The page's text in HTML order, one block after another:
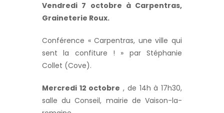
Vendredi 7 octobre à Carpentras,
Graineterie Roux.
Conférence « Carpentras, une ville qui
sent la confiture ! » par Stéphanie
Collet (Cove).
Mercredi 12 octobre , de 14h à 17h30,
salle du Conseil, mairie de Vaison-la-